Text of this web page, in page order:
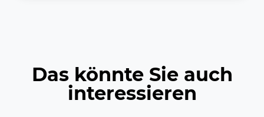
Das könnte Sie auch
interessieren